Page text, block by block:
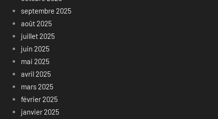
septembre 2025
août 2025
juillet 2025
juin 2025
mai 2025
avril 2025
mars 2025
février 2025
janvier 2025